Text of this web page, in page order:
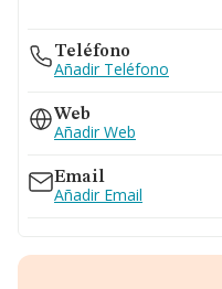
Teléfono
Añadir Teléfono
Web
Añadir Web
Email
Añadir Email